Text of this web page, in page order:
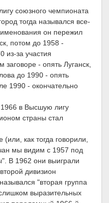
союзного чемпионата
тогда назывался все-
он пережил
потом до 1958 -
из-за участия
- опять Луганск,
до 1990 - опять
1990 - окончательно
в Высшую лигу
страны стал
как тогда говорили,
мы видим с 1957 под
В 1962 они выиграли
дивизион
"вторая группа
выразительных